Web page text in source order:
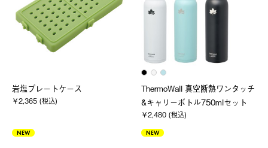
岩塩プレートケース
￥2,365 (税込)
ThermoWall 真空断熱ワンタッチ
&キャリーボトル750mlセット
￥2,480 (税込)
NEW NEW